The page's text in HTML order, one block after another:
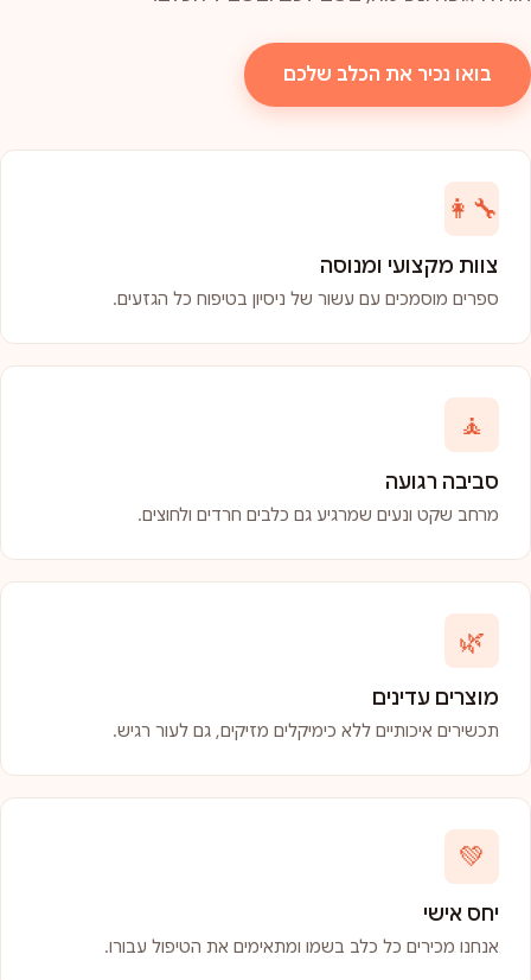
בואו נכיר את הכלב שלכם
👩‍🔧
צוות מקצועי ומנוסה
ספרים מוסמכים עם עשור של ניסיון בטיפוח כל הגזעים.
🧘
סביבה רגועה
מרחב שקט ונעים שמרגיע גם כלבים חרדים ולחוצים.
🌿
מוצרים עדינים
תכשירים איכותיים ללא כימיקלים מזיקים, גם לעור רגיש.
💚
יחס אישי
אנחנו מכירים כל כלב בשמו ומתאימים את הטיפול עבורו.